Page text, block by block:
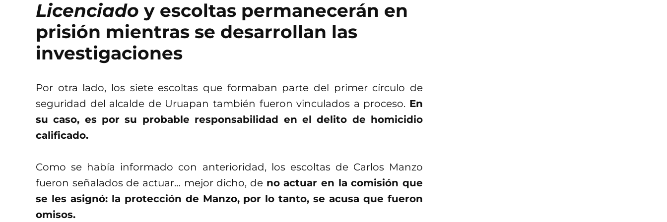
Licenciado y escoltas permanecerán en
prisión mientras se desarrollan las
investigaciones
Por otra lado, los siete escoltas que formaban parte del primer círculo de
seguridad del alcalde de Uruapan también fueron vinculados a proceso. En
su caso, es por su probable responsabilidad en el delito de homicidio
calificado.
Como se había informado con anterioridad, los escoltas de Carlos Manzo
fueron señalados de actuar… mejor dicho, de no actuar en la comisión que
se les asignó: la protección de Manzo, por lo tanto, se acusa que fueron
omisos.